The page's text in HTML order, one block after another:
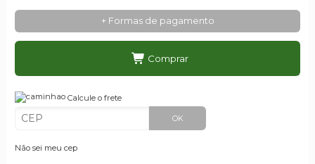
+ Formas de pagamento
Comprar
Calcule o frete
OK
Não sei meu cep